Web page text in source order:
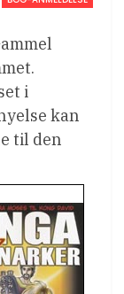
i
kan
til den